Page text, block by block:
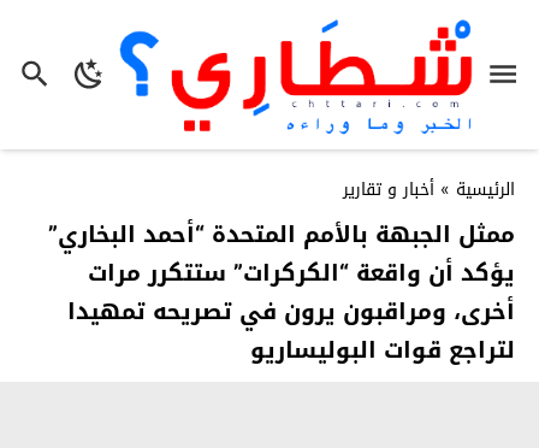
الرئيسية » أخبار و تقارير
ممثل الجبهة بالأمم المتحدة “أحمد البخاري”
يؤكد أن واقعة “الكركرات” ستتكرر مرات
أخرى، ومراقبون يرون في تصريحه تمهيدا
لتراجع قوات البوليساريو